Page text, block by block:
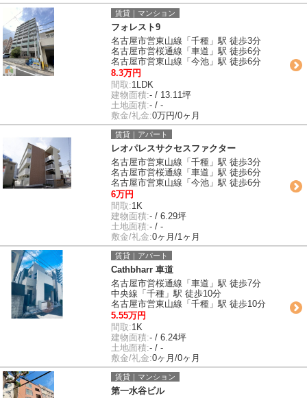
賃貸｜マンション
フォレスト9
名古屋市営東山線「千種」駅 徒歩3分
名古屋市営桜通線「車道」駅 徒歩6分
名古屋市営東山線「今池」駅 徒歩6分
8.3万円
間取:1LDK
建物面積:- / 13.11坪
土地面積:- / -
敷金/礼金:0万円/0ヶ月
賃貸｜アパート
レオパレスサクセスファクター
名古屋市営東山線「千種」駅 徒歩3分
名古屋市営桜通線「車道」駅 徒歩6分
名古屋市営東山線「今池」駅 徒歩6分
6万円
間取:1K
建物面積:- / 6.29坪
土地面積:- / -
敷金/礼金:0ヶ月/1ヶ月
賃貸｜アパート
Cathbharr 車道
名古屋市営桜通線「車道」駅 徒歩7分
中央線「千種」駅 徒歩10分
名古屋市営東山線「千種」駅 徒歩10分
5.55万円
間取:1K
建物面積:- / 6.24坪
土地面積:- / -
敷金/礼金:0ヶ月/0ヶ月
賃貸｜マンション
第一水谷ビル